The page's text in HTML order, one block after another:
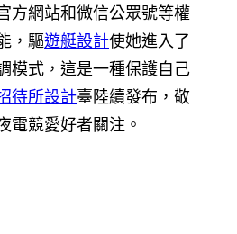
方網站和微信公眾號等權
，驅遊艇設計使她進入了
模式，這是一種保護自己
待所設計臺陸續發布，敬
電競愛好者關注。